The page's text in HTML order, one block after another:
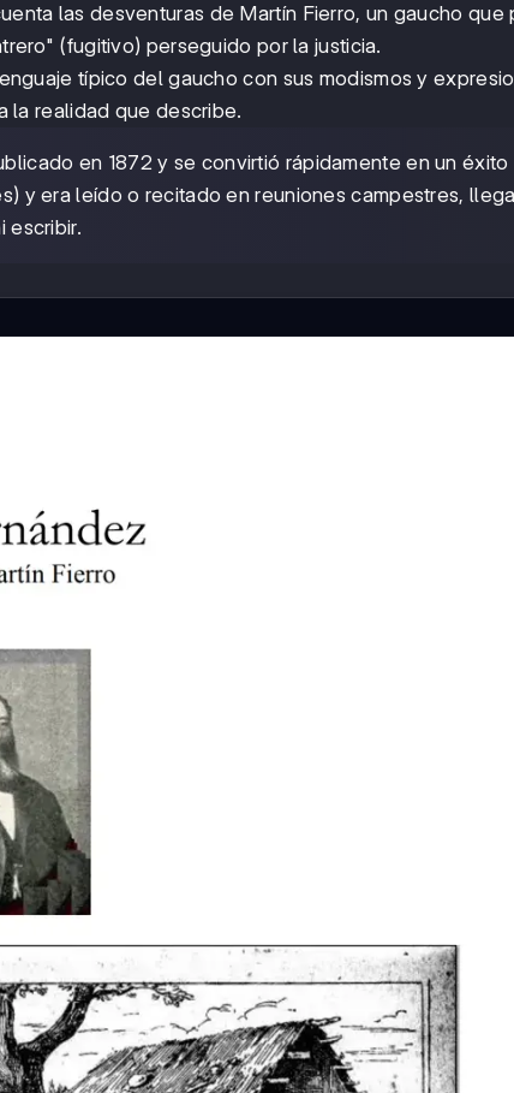
las desventuras de Martín Fierro, un gaucho que
(fugitivo) perseguido por la justicia.
típico del gaucho con sus modismos y
la realidad que describe.
en 1872 y se convirtió rápidamente en un éxito
y era leído o recitado en reuniones campestres,
escribir.